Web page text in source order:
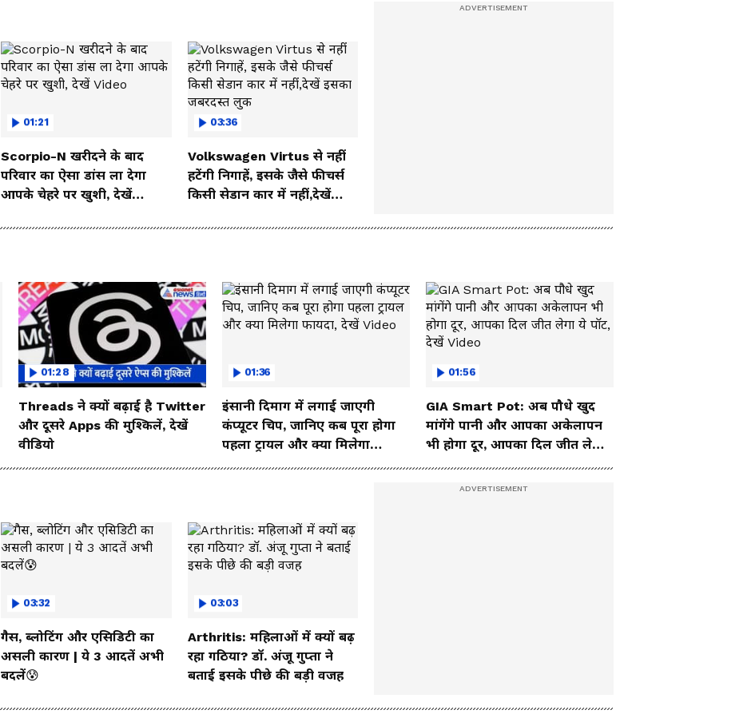
01:21
Scorpio-N खरीदने के बाद
परिवार का ऐसा डांस ला देगा
आपके चेहरे पर खुशी, देखें
03:36
Volkswagen Virtus से नहीं
हटेंगी निगाहें, इसके जैसे फीचर्स
किसी सेडान कार में नहीं,देखें
01:28
Threads ने क्यों बढ़ाई है Twitter
और दूसरे Apps की मुश्किलें, देखें
वीडियो
01:36
इंसानी दिमाग में लगाई जाएगी
कंप्यूटर चिप, जानिए कब पूरा होगा
पहला ट्रायल और क्या मिलेगा
फायदा, देखें Video
01:56
GIA Smart Pot: अब पौधे खुद
मांगेंगे पानी और आपका अकेलापन
भी होगा दूर, आपका दिल जीत लेगा
ये पॉट, देखें Video
03:32
गैस, ब्लोटिंग और एसिडिटी का
असली कारण | ये 3 आदतें अभी
बदलें😰
03:03
Arthritis: महिलाओं में क्यों बढ़
रहा गठिया? डॉ. अंजू गुप्ता ने
बताई इसके पीछे की बड़ी वजह